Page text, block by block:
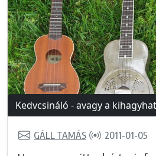
Kedvcsináló - avagy a
GÁLL TAMÁS 2011-01-05